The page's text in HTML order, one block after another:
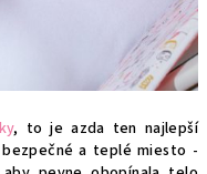
, to je azda ten najlepší
a teplé miesto -